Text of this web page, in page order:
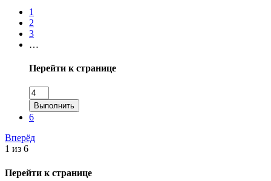
1
2
3
…
Перейти к странице
Выполнить
6
Вперёд
1 из 6
Перейти к странице